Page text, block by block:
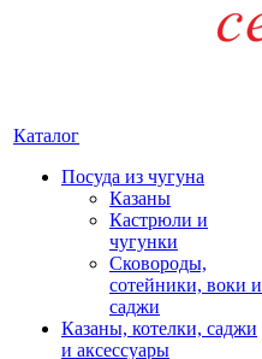
Каталог
Посуда из чугуна
Казаны
Кастрюли и
чугунки
Сковороды,
сотейники, воки и
саджи
Казаны, котелки, саджи
и аксессуары